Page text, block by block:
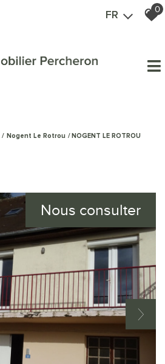
FR
0
Nogent Le Rotrou NOGENT LE ROTROU
Nous consulter